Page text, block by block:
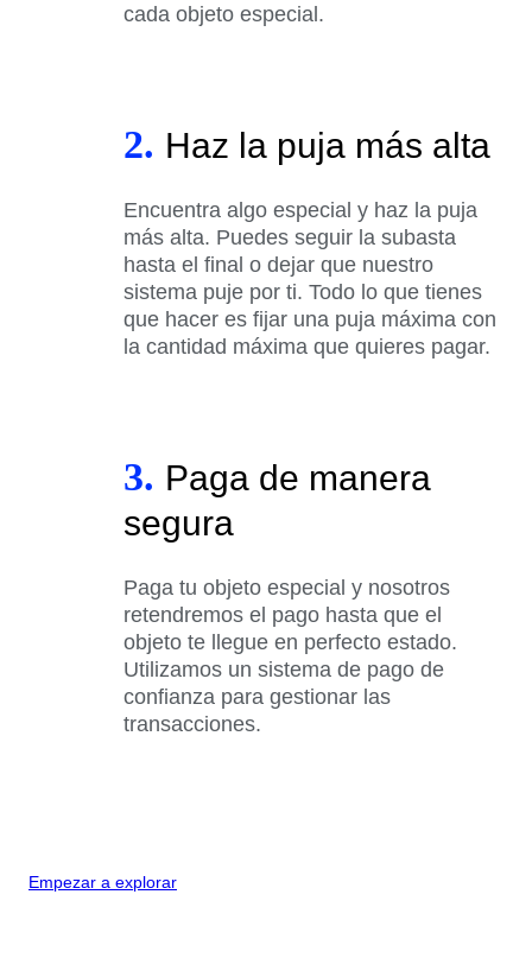
cada objeto especial.
2. Haz la puja más alta
Encuentra algo especial y haz la puja
más alta. Puedes seguir la subasta
hasta el final o dejar que nuestro
sistema puje por ti. Todo lo que tienes
que hacer es fijar una puja máxima con
la cantidad máxima que quieres pagar.
3. Paga de manera
segura
Paga tu objeto especial y nosotros
retendremos el pago hasta que el
objeto te llegue en perfecto estado.
Utilizamos un sistema de pago de
confianza para gestionar las
transacciones.
Empezar a explorar